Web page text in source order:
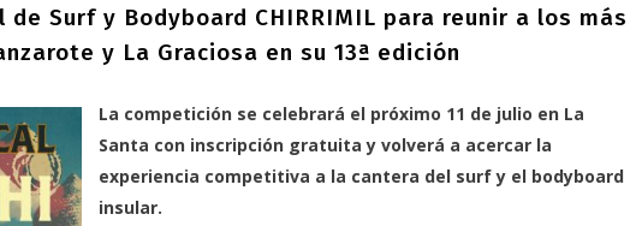
Surf y Bodyboard CHIRRIMIL para reunir a los más
y La Graciosa en su 13ª edición
La competición se celebrará el próximo 11 de julio en La
Santa con inscripción gratuita y volverá a acercar la
experiencia competitiva a la cantera del surf y el bodyboard
insular.